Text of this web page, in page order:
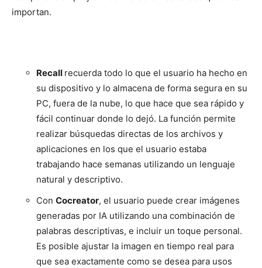
importan.
Recall recuerda todo lo que el usuario ha hecho en
su dispositivo y lo almacena de forma segura en su
PC, fuera de la nube, lo que hace que sea rápido y
fácil continuar donde lo dejó. La función permite
realizar búsquedas directas de los archivos y
aplicaciones en los que el usuario estaba
trabajando hace semanas utilizando un lenguaje
natural y descriptivo.
Con Cocreator, el usuario puede crear imágenes
generadas por IA utilizando una combinación de
palabras descriptivas, e incluir un toque personal.
Es posible ajustar la imagen en tiempo real para
que sea exactamente como se desea para usos